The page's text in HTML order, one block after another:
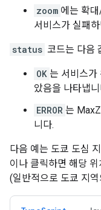
zoom 에는 확
서비스가 실패
status 코드는 다음
OK 는 서비스가
았음을 나타냅니
ERROR 는
니다.
다음 예는 도쿄 도심
이나 클릭하면 해당
(일반적으로 도쿄 지